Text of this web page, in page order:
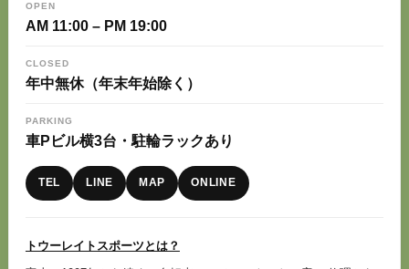
OPEN
AM 11:00 – PM 19:00
CLOSED
年中無休（年末年始除く）
PARKING
車Pビル横3台・駐輪ラックあり
TEL LINE MAP ONLINE
トウーレイトスポーツとは？